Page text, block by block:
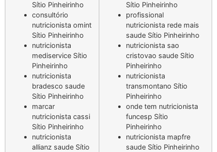
Sítio Pinheirinho
consultório
nutricionista omint
Sítio Pinheirinho
nutricionista
mediservice Sítio
Pinheirinho
nutricionista
bradesco saude
Sítio Pinheirinho
marcar
nutricionista cassi
Sítio Pinheirinho
nutricionista
allianz saude Sítio
Sítio Pinheirinho
profissional
nutricionista rede mais
saude Sítio Pinheirinho
nutricionista sao
cristovao saude Sítio
Pinheirinho
nutricionista
transmontano Sítio
Pinheirinho
onde tem nutricionista
funcesp Sítio
Pinheirinho
nutricionista mapfre
saude Sítio Pinheirinho